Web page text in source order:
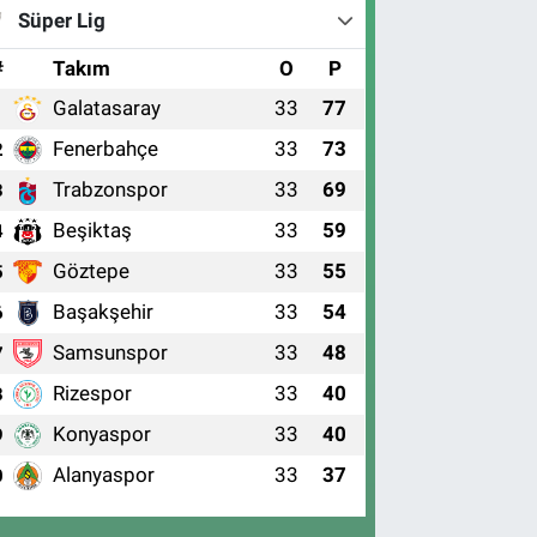
Süper Lig
Takım O P
Galatasaray 33 77
Fenerbahçe 33 73
Trabzonspor 33 69
Beşiktaş 33 59
Göztepe 33 55
Başakşehir 33 54
Samsunspor 33 48
Rizespor 33 40
Konyaspor 33 40
Alanyaspor 33 37